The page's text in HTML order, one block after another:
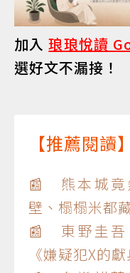
加入琅琅悅讀
選好文不漏接！
【推薦閱讀
📰 熊本城竟
壁、榻榻米都
📰 東野圭吾
《嫌疑犯X的